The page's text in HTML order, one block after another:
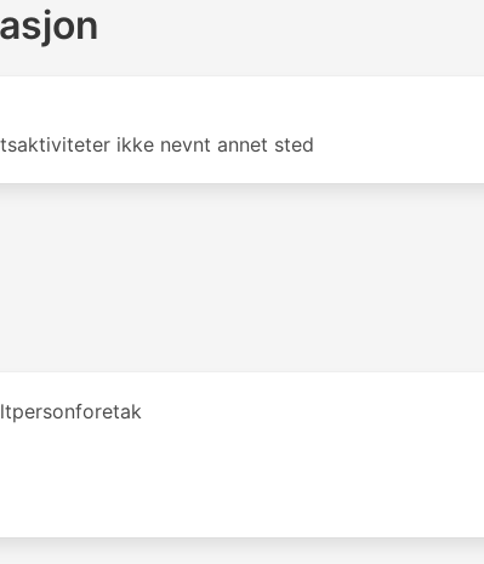
ikke nevnt annet sted